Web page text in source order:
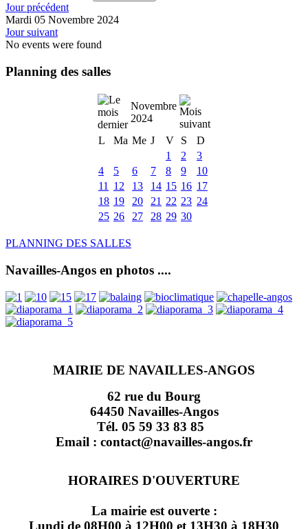
Jour précédent
Mardi 05 Novembre 2024
Jour suivant
No events were found
Planning des salles
Novembre
2024
L
Ma Me J V S
D
1
2
3
4
5 6 7 8 9
10
11
12 13 14 15 16 17
18 19 20 21 22 23 24
25 26 27 28 29 30
PLANNING DES SALLES
Navailles-Angos en photos ....
MAIRIE DE NAVAILLES-ANGOS
62 rue du Bourg
64450 Navailles-Angos
Tél. 05 59 33 83 85
Email : contact@navailles-angos.fr
HORAIRES D'OUVERTURE
La mairie est ouverte :
Lundi de 08H00 à 12H00 et 13H30 à 18H30